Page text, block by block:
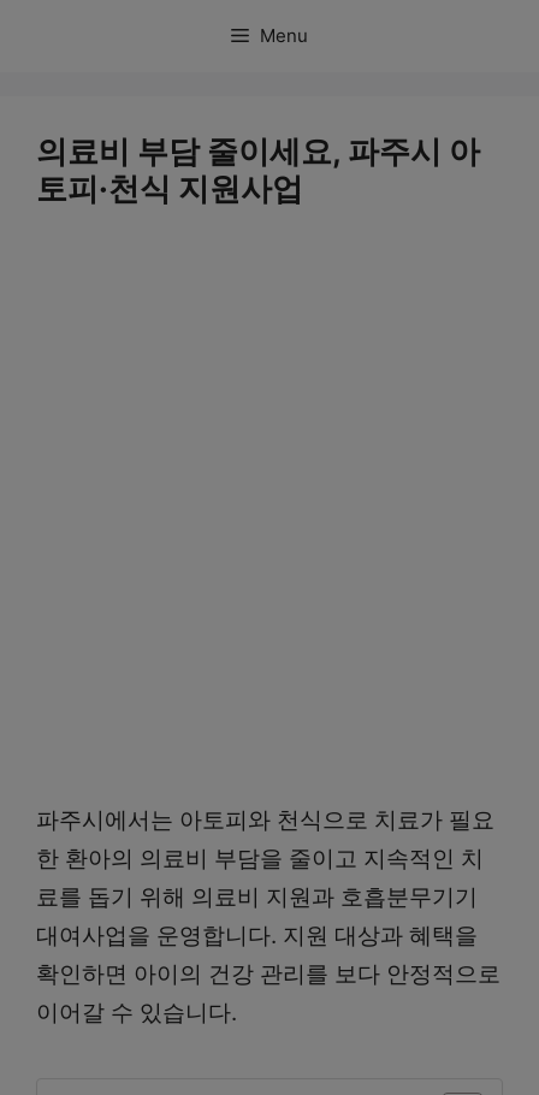
Menu
의료비 부담 줄이세요, 파주시 아
토피·천식 지원사업
파주시에서는 아토피와 천식으로 치료가 필요
한 환아의 의료비 부담을 줄이고 지속적인 치
료를 돕기 위해 의료비 지원과 호흡분무기기
대여사업을 운영합니다. 지원 대상과 혜택을
확인하면 아이의 건강 관리를 보다 안정적으로
이어갈 수 있습니다.